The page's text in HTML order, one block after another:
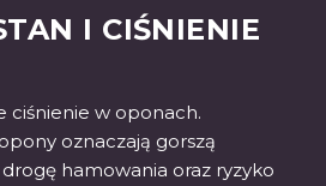
I CIŚNIENIE
ciśnienie w oponach.
oznaczają gorszą
drogę hamowania oraz ryzyko